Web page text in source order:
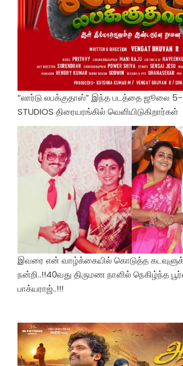
“லார்டு லபக்குதாஸ்” இந்த படத்தை ஜூலை
STUDIOS திரையரங்கில் வெளியிடுகிறார்கள்
இவரை என் வாழ்க்கையில் கொடுத்த
நன்றி..!!40வது திருமண நாளில் நெகிழ்ந்த
பாக்யராஜ்..!!!